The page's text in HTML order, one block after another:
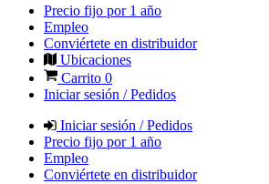
Precio fijo por 1 año
Empleo
Conviértete en distribuidor
Ubicaciones
Carrito 0
Iniciar sesión / Pedidos
Iniciar sesión / Pedidos
Precio fijo por 1 año
Empleo
Conviértete en distribuidor